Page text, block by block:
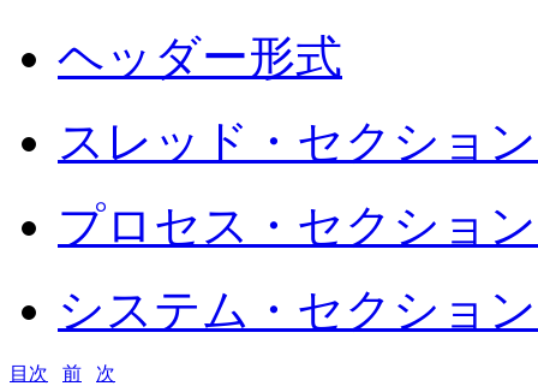
ヘッダー形式
スレッド・セクショ
プロセス・セクショ
システム・セクショ
目次 前 次